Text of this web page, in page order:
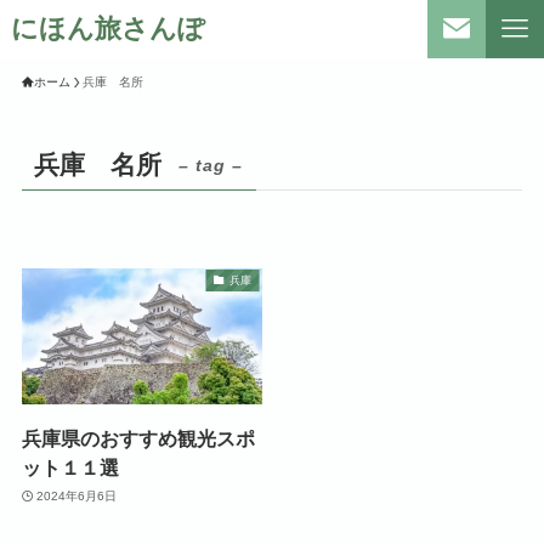
にほん旅さんぽ
ホーム 兵庫 名所
兵庫 名所 – tag –
兵庫
兵庫県のおすすめ観光スポ
ット１１選
2024年6月6日